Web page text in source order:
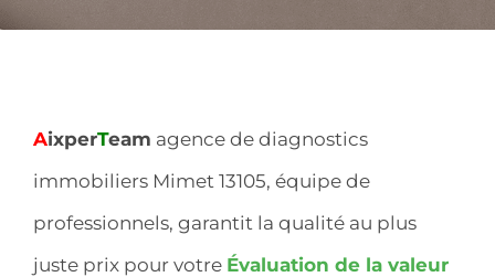
AixperTeam agence de diagnostics
immobiliers Mimet 13105, équipe de
professionnels, garantit la qualité au plus
juste prix pour votre Évaluation de la valeur